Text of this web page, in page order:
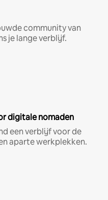
community van
je lange verblijf.
digitale nomaden
een verblijf voor de
aparte werkplekken.